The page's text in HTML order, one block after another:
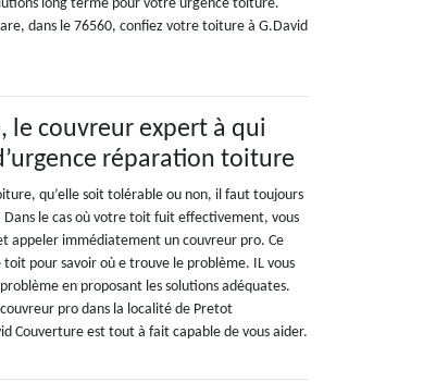
long terme pour votre urgence toiture.
dans le 76560, confiez votre toiture à G.David
le couvreur expert à qui
réparation toiture
qu’elle soit tolérable ou non, il faut toujours
le cas où votre toit fuit effectivement, vous
appeler immédiatement un couvreur pro. Ce
pour savoir où e trouve le problème. IL vous
en proposant les solutions adéquates.
pro dans la localité de Pretot
Couverture est tout à fait capable de vous aider.